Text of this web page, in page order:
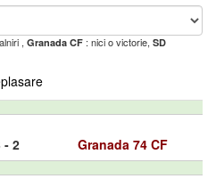
, Granada CF : nici o victorie, SD
- 2 Granada 74 CF